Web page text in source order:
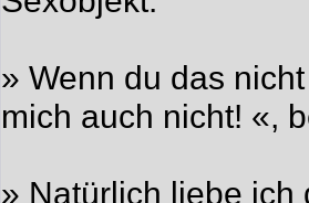
» Wenn du das
mich auch nicht! «,
» Natürlich liebe ich